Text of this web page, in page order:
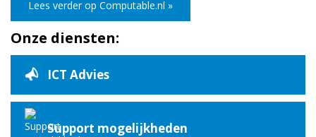
Lees verder op Computable.nl »
Onze diensten:
ICT Advies
Support mogelijkheden